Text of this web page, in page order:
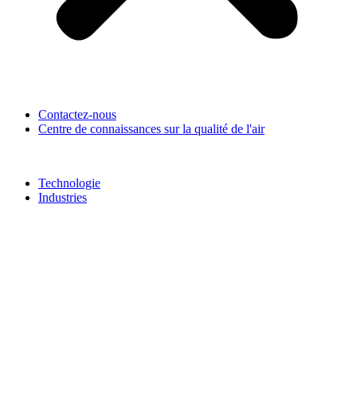
Contactez-nous
Centre de connaissances sur la qualité de l'air
Technologie
Industries